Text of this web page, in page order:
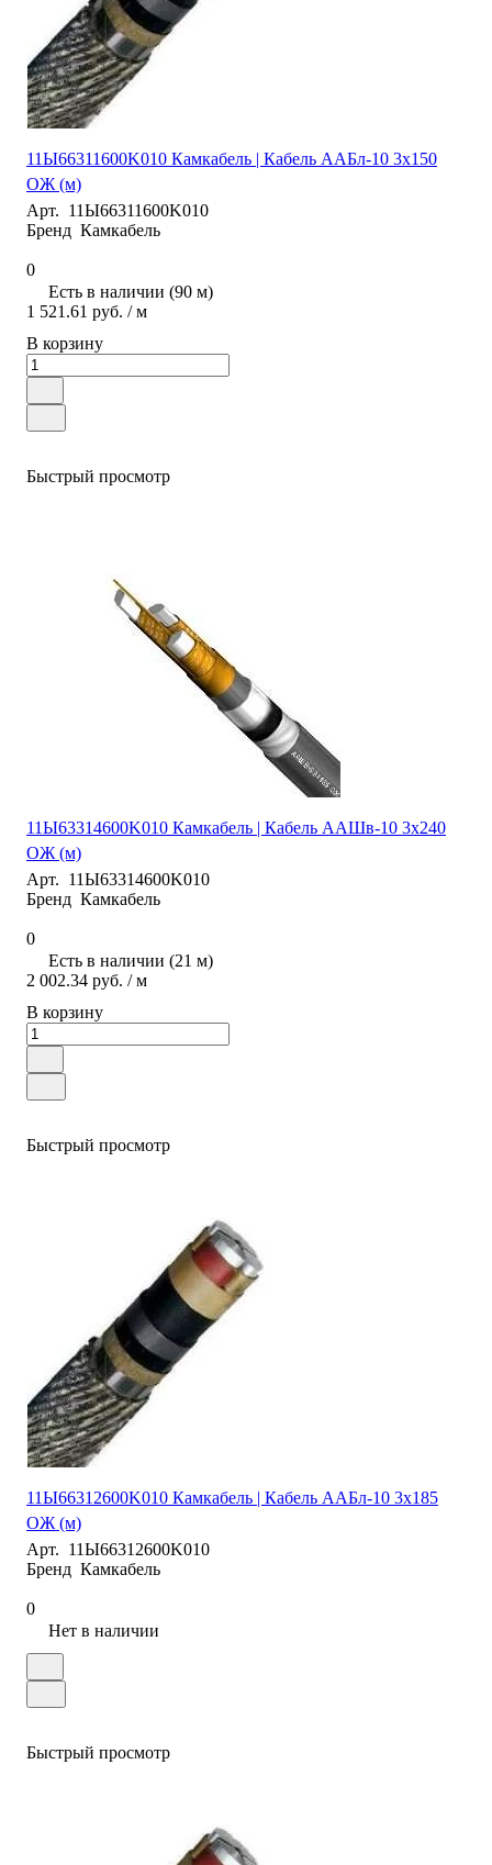
11Ы66311600K010 Камкабель | Кабель ААБл-10 3х150
ОЖ (м)
Арт. 11Ы66311600K010
Бренд Камкабель
0
Есть в наличии (90 м)
1 521.61 руб. / м
В корзину
Быстрый просмотр
11Ы63314600K010 Камкабель | Кабель ААШв-10 3х240
ОЖ (м)
Арт. 11Ы63314600K010
Бренд Камкабель
0
Есть в наличии (21 м)
2 002.34 руб. / м
В корзину
Быстрый просмотр
11Ы66312600K010 Камкабель | Кабель ААБл-10 3х185
ОЖ (м)
Арт. 11Ы66312600K010
Бренд Камкабель
0
Нет в наличии
Быстрый просмотр